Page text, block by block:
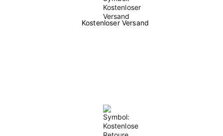
Kostenloser Versand